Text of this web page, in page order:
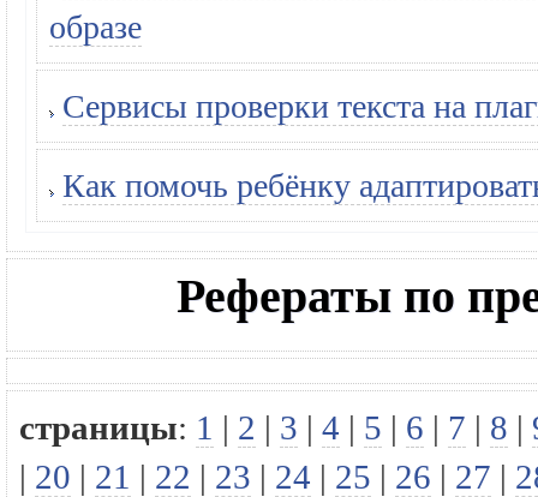
образе
Сервисы проверки текста на
Как помочь ребёнку
Рефераты по
страницы: 1 | 2 | 3 | 4 | 5 | 6 | 7 | 8 |
| 20 | 21 | 22 | 23 | 24 | 25 | 26 | 27 |